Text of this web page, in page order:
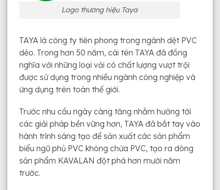
Logo thương hiệu Taya
TAYA là công ty tiên phong trong ngành dệt PVC
dẻo. Trong hơn 50 năm, cái tên TAYA đã đồng
nghĩa với những loại vải có chất lượng vượt trội
được sử dụng trong nhiều ngành công nghiệp và
ứng dụng trên toàn thế giới.
Trước nhu cầu ngày càng tăng nhằm hướng tới
các giải pháp bền vững hơn, TAYA đã bắt tay vào
hành trình sáng tạo để sản xuất các sản phẩm
biểu ngữ phủ PVC không chứa PVC, tạo ra dòng
sản phẩm KAVALAN đột phá hơn mười năm
trước.